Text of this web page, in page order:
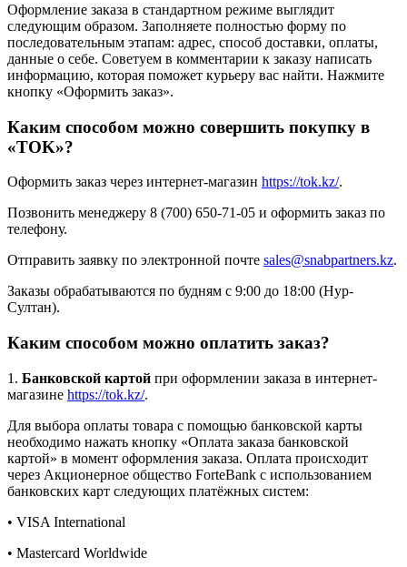
Оформление заказа в стандартном режиме выглядит
следующим образом. Заполняете полностью форму по
последовательным этапам: адрес, способ доставки, оплаты,
данные о себе. Советуем в комментарии к заказу написать
информацию, которая поможет курьеру вас найти. Нажмите
кнопку «Оформить заказ».
Каким способом можно совершить покупку в
«TOK»?
Оформить заказ через интернет-магазин https://tok.kz/.
Позвонить менеджеру 8 (700) 650-71-05 и оформить заказ по
телефону.
Отправить заявку по электронной почте sales@snabpartners.kz.
Заказы обрабатываются по будням с 9:00 до 18:00 (Нур-
Султан).
Каким способом можно оплатить заказ?
1. Банковской картой при оформлении заказа в интернет-
магазине https://tok.kz/.
Для выбора оплаты товара с помощью банковской карты
необходимо нажать кнопку «Оплата заказа банковской
картой» в момент оформления заказа. Оплата происходит
через Акционерное общество ForteBank с использованием
банковских карт следующих платёжных систем:
• VISA International
• Mastercard Worldwide